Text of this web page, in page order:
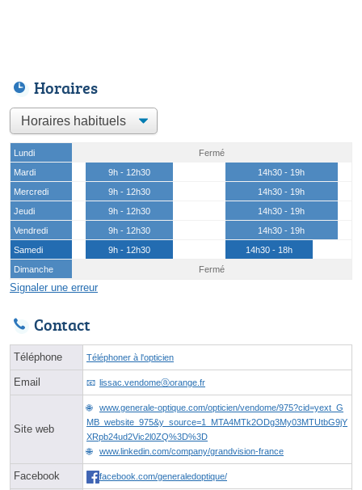
Horaires
Lundi
Fermé
Mardi
9h - 12h30
14h30 - 19h
Mercredi
9h - 12h30
14h30 - 19h
Jeudi
9h - 12h30
14h30 - 19h
Vendredi
9h - 12h30
14h30 - 19h
Samedi
9h - 12h30
14h30 - 18h
Dimanche
Fermé
Signaler une erreur
Contact
Téléphone Téléphoner à l'opticien
Email lissac.vendomeⓐorange.fr
Site web
www.generale-optique.com/opticien/vendome/975?cid=yext_G
MB_website_975&y_source=1_MTA4MTk2ODg3My03MTUtbG9jY
XRpb24ud2Vic2l0ZQ%3D%3D
www.linkedin.com/company/grandvision-france
Facebook facebook.com/generaledoptique/